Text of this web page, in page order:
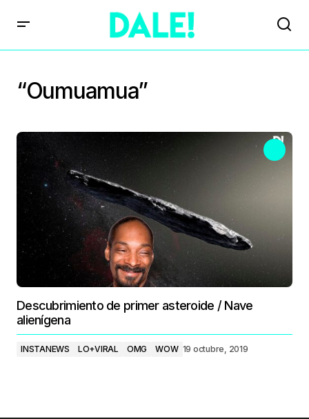
“Oumuamua”
Descubrimiento de primer asteroide / Nave
alienígena
INSTANEWS LO+VIRAL OMG WOW 19 octubre, 2019